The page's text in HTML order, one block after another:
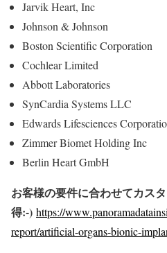
Jarvik Heart, Inc
Johnson & Johnson
Boston Scientific Corporation
Cochlear Limited
Abbott Laboratories
SynCardia Systems LLC
Edwards Lifesciences
Zimmer Biomet Holding Inc
Berlin Heart GmbH
お客様の要件に合わせてカス
得:-) https://
report/artificial-organs-bionic-